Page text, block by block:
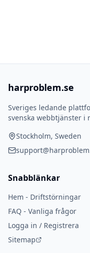
harproblem.se
Sveriges ledande
svenska webbtjänster i
Stockholm, Sweden
Snabblänkar
Hem - Driftstörningar
FAQ - Vanliga frågor
Logga in / Registrera
Sitemap